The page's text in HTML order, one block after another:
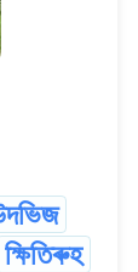
ক্ষিতিৰুহ